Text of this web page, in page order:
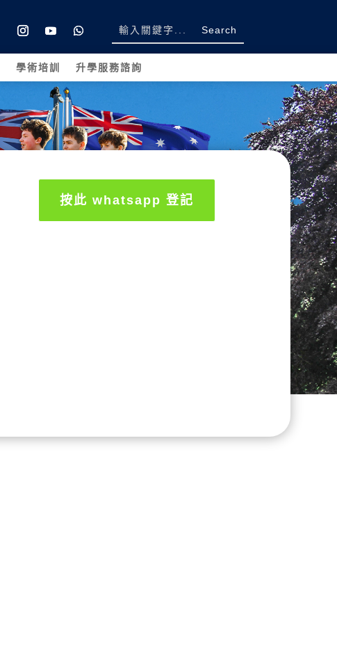
學術培訓 升學服務諮詢
按此 whatsapp 登記